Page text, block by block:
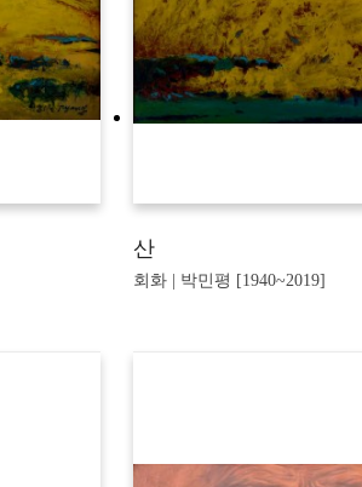
산
회화 | 박민평 [1940~2019]